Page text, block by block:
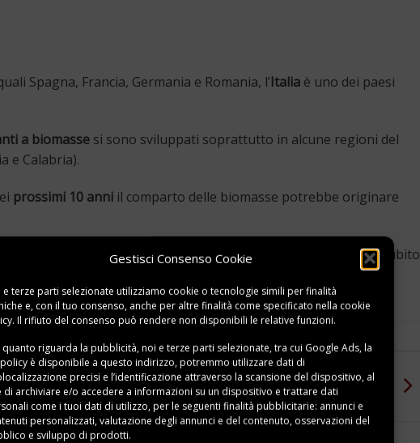
Gestisci Consenso Cookie
e terze parti selezionate utilizziamo cookie o tecnologie simili per finalità
e, con il tuo consenso, anche per altre finalità come specificato nella cookie
. Il rifiuto del consenso può rendere non disponibili le relative funzioni.
quanto riguarda la pubblicità, noi e terze parti selezionate, tra cui Google Ads, la
è disponibile a questo indirizzo, potremmo utilizzare dati di
precisi e l’identificazione attraverso la scansione del dispositivo, al
di archiviare e/o accedere a informazioni su un dispositivo e trattare dati
come i tuoi dati di utilizzo, per le seguenti finalità pubblicitarie: annunci e
personalizzati, valutazione degli annunci e del contenuto, osservazioni del
e sviluppo di prodotti.
Spagna, Francia, Germania e Romania, l’Italia è uno dei paesi
a biomasse si sono sviluppati soprattutto in alcune regioni del
e Calabria).
prossimi 10 anni il comparto delle biomasse potrebbe originare
come riscaldare in modo naturale la tua casa? Approfondisci subito
Lampade in pietra naturale: modelli principali